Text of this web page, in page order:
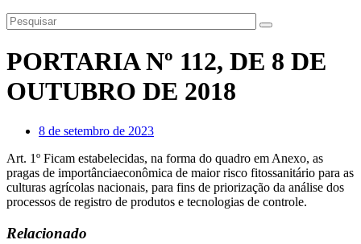
PORTARIA Nº 112, DE 8 DE
OUTUBRO DE 2018
8 de setembro de 2023
Art. 1º Ficam estabelecidas, na forma do quadro em Anexo, as
pragas de importânciaeconômica de maior risco fitossanitário para as
culturas agrícolas nacionais, para fins de priorização da análise dos
processos de registro de produtos e tecnologias de controle.
Relacionado